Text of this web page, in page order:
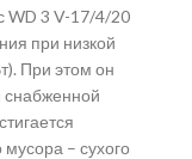
WD 3 V-17/4/20
при низкой
При этом он
– сухого